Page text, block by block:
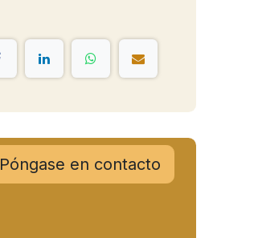
Póngase en contacto